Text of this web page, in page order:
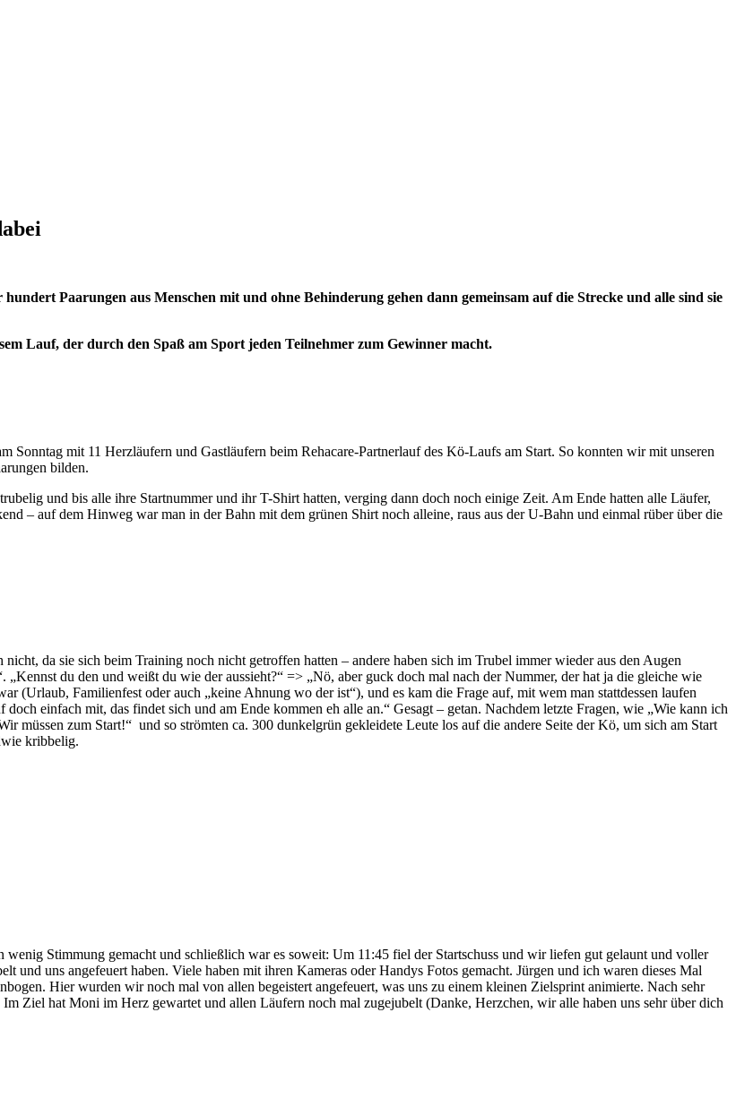
Paarungen aus Menschen mit und ohne Behinderung gehen dann gemeinsam auf die Strecke und alle sind sie
Lauf, der durch den Spaß am Sport jeden Teilnehmer zum Gewinner macht.
mit 11 Herzläufern und Gastläufern beim Rehacare-Partnerlauf des Kö-Laufs am Start. So konnten wir mit unseren
bilden.
und bis alle ihre Startnummer und ihr T-Shirt hatten, verging dann doch noch einige Zeit. Am Ende hatten alle Läufer,
– auf dem Hinweg war man in der Bahn mit dem grünen Shirt noch alleine, raus aus der U-Bahn und einmal rüber über die
da sie sich beim Training noch nicht getroffen hatten – andere haben sich im Trubel immer wieder aus den Augen
du den und weißt du wie der aussieht?“ => „Nö, aber guck doch mal nach der Nummer, der hat ja die gleiche wie
(Urlaub, Familienfest oder auch „keine Ahnung wo der ist“), und es kam die Frage auf, mit wem man stattdessen laufen
einfach mit, das findet sich und am Ende kommen eh alle an.“ Gesagt – getan. Nachdem letzte Fragen, wie „Wie kann ich
müssen zum Start!“ und so strömten ca. 300 dunkelgrün gekleidete Leute los auf die andere Seite der Kö, um sich am Start
kribbelig.
Stimmung gemacht und schließlich war es soweit: Um 11:45 fiel der Startschuss und wir liefen gut gelaunt und voller
und uns angefeuert haben. Viele haben mit ihren Kameras oder Handys Fotos gemacht. Jürgen und ich waren dieses Mal
Hier wurden wir noch mal von allen begeistert angefeuert, was uns zu einem kleinen Zielsprint animierte. Nach sehr
Ziel hat Moni im Herz gewartet und allen Läufern noch mal zugejubelt (Danke, Herzchen, wir alle haben uns sehr über dich